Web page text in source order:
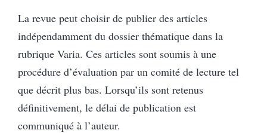
La revue peut choisir de publier des articles
indépendamment du dossier thématique dans la
rubrique Varia. Ces articles sont soumis à une
procédure d’évaluation par un comité de lecture tel
que décrit plus bas. Lorsqu’ils sont retenus
définitivement, le délai de publication est
communiqué à l’auteur.